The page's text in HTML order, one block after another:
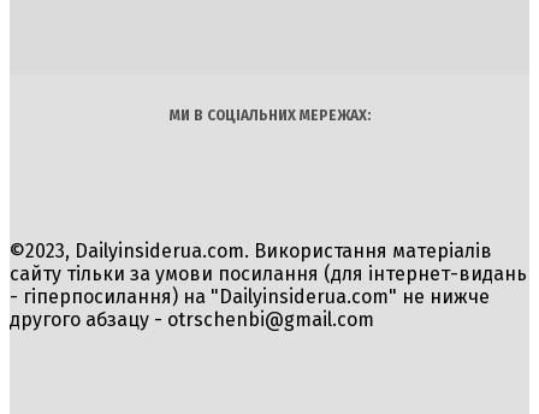
МИ В СОЦІАЛЬНИХ МЕРЕЖАХ:
©2023, Dailyinsiderua.com. Використання матеріалів
сайту тільки за умови посилання (для інтернет-видань
- гіперпосилання) на "Dailyinsiderua.com" не нижче
другого абзацу - otrschenbi@gmail.com